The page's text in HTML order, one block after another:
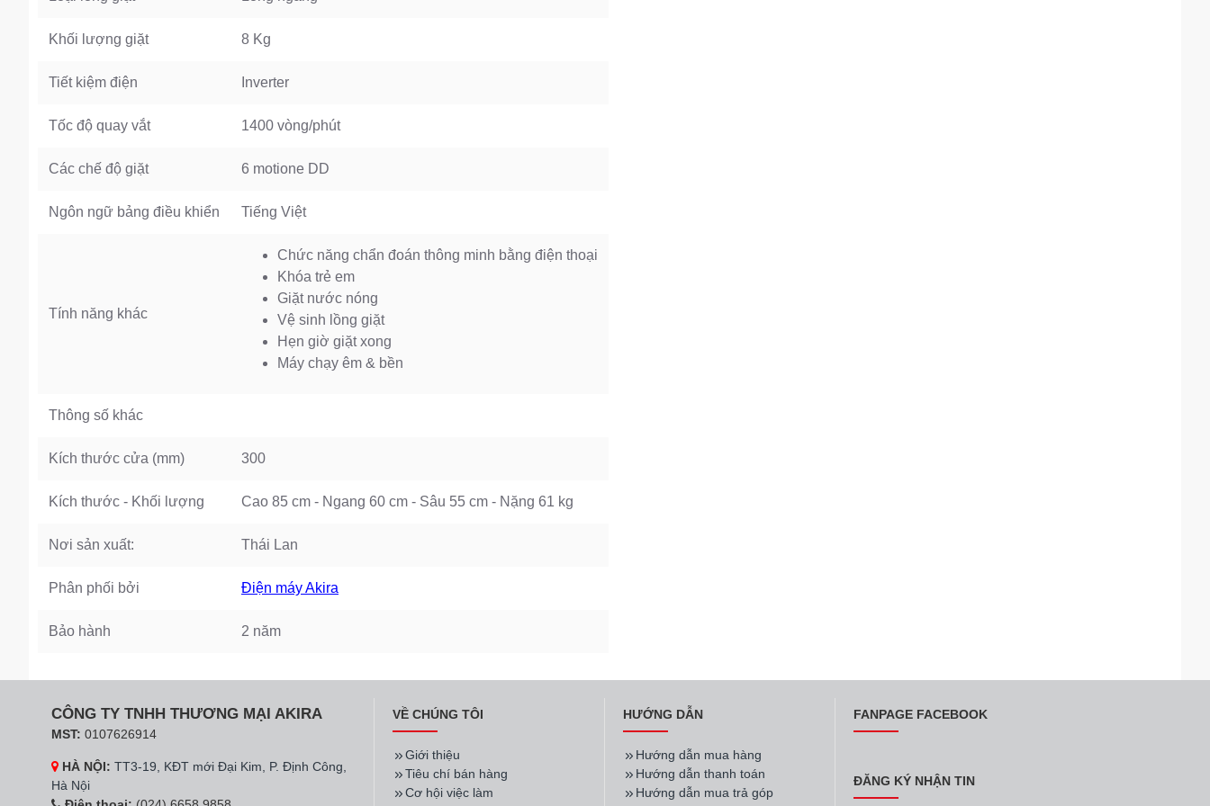
Khối lượng giặt 8 Kg
Tiết kiệm điện Inverter
Tốc độ quay vắt 1400 vòng/phút
Các chế độ giặt 6 motione DD
Ngôn ngữ bảng điều khiển Tiếng Việt
Tính năng khác
Chức năng chẩn đoán thông minh bằng điện thoại
Khóa trẻ em
Giặt nước nóng
Vệ sinh lồng giặt
Hẹn giờ giặt xong
Máy chạy êm & bền
Thông số khác
Kích thước cửa (mm) 300
Kích thước - Khối lượng Cao 85 cm - Ngang 60 cm - Sâu 55 cm - Nặng 61 kg
Nơi sản xuất: Thái Lan
Phân phối bởi Điện máy Akira
Bảo hành 2 năm
CÔNG TY TNHH THƯƠNG MẠI AKIRA
MST: 0107626914
HÀ NỘI: TT3-19, KĐT mới Đại Kim, P. Định Công,
Hà Nội
VỀ CHÚNG TÔI
Giới thiệu
Tiêu chí bán hàng
Cơ hội việc làm
HƯỚNG DẪN
Hướng dẫn mua hàng
Hướng dẫn thanh toán
Hướng dẫn mua trả góp
FANPAGE FACEBOOK
ĐĂNG KÝ NHẬN TIN